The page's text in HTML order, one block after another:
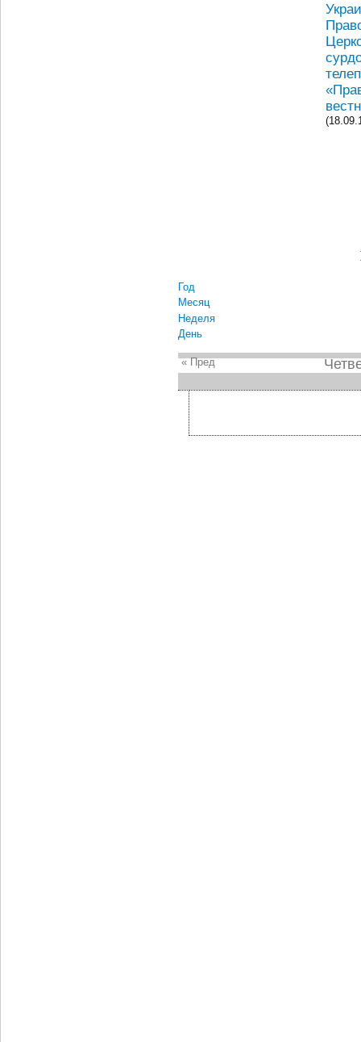
Год
Месяц
Неделя
День
« Пред